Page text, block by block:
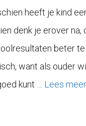
heeft je kind
denk je erover na,
beter te
want als ouder
kunt … Lees meer